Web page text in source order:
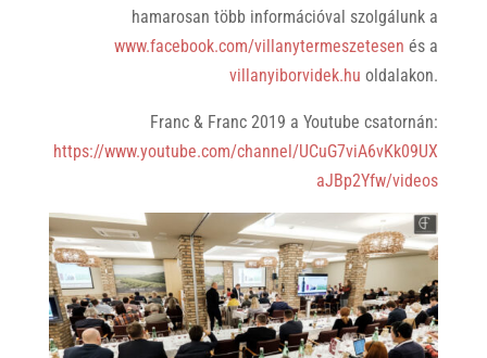
hamarosan több információval szolgálunk a
www.facebook.com/villanytermeszetesen és a
villanyiborvidek.hu oldalakon.
Franc & Franc 2019 a Youtube csatornán:
https://www.youtube.com/channel/UCuG7viA6vKk09UX
aJBp2Yfw/videos